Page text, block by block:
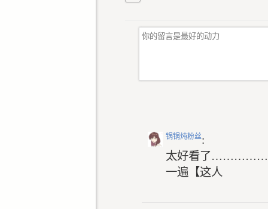
锅锅炖粉丝:
太好看了
一遍【这人